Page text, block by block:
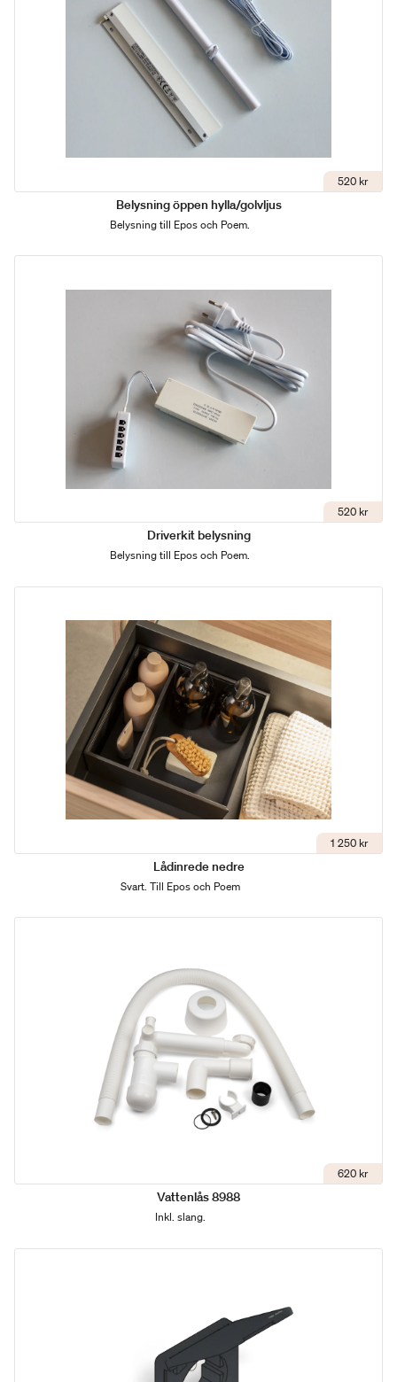
520 kr
Belysning öppen hylla/golvljus
Belysning till Epos och Poem.
520 kr
Driverkit belysning
Belysning till Epos och Poem.
1 250 kr
Lådinrede nedre
Svart. Till Epos och Poem
620 kr
Vattenlås 8988
Inkl. slang.